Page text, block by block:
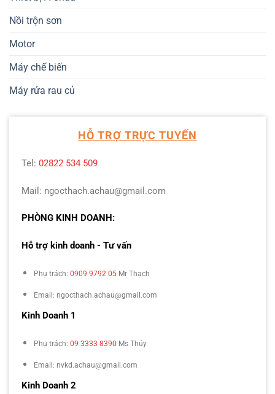
Nồi trộn sơn
Motor
Máy chế biến
Máy rửa rau củ
HỖ TRỢ TRỰC TUYẾN
Tel: 02822 534 509
Mail: ngocthach.achau@gmail.com
PHÒNG KINH DOANH:
Hỗ trợ kinh doanh - Tư vấn
Phụ trách: 0909 9792 05 Mr Thạch
Email: ngocthach.achau@gmail.com
Kinh Doanh 1
Phụ trách: 09 3333 8390 Ms Thúy
Email: nvkd.achau@gmail.com
Kinh Doanh 2